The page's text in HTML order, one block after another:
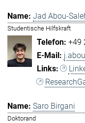
Jad Abou-
Studentische Hilfskraft
+49
Saro Birgani
Doktorand